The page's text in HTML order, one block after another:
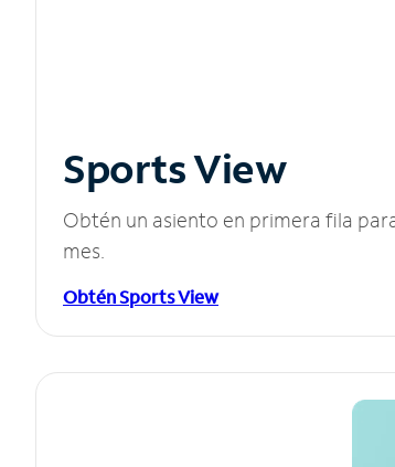
Sports View
Obtén un asiento en primera fila
mes.
Obtén Sports View